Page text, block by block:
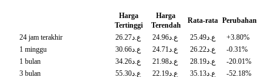
Harga
Tertinggi
Harga
Terendah
Rata-rata Perubahan
24 jam terakhir
ع.د26.27 ع.د24.96 ع.د25.49
+3.80%
1 minggu
ع.د30.66 ع.د24.71 ع.د26.22
-0.31%
1 bulan
ع.د34.26 ع.د21.98 ع.د28.19
-20.01%
3 bulan
ع.د55.30 ع.د22.19 ع.د35.13 -52.18%